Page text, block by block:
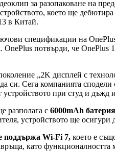
за разопаковане на
което ще
в Китай.
спецификации на
OnePlus потвърди, че OnePlus
„2K дисплей с
си. Сега компанията
устройството при студ и
разполага с 6000mAh батерия
устройството ще
поддържа Wi-Fi 7, което е
като функционалността